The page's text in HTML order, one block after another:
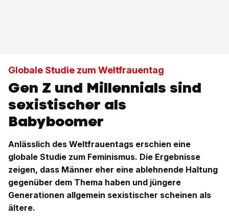
Globale Studie zum Weltfrauentag
Gen Z und Millennials sind
sexistischer als
Babyboomer
Anlässlich des Weltfrauentags erschien eine
globale Studie zum Feminismus. Die Ergebnisse
zeigen, dass Männer eher eine ablehnende Haltung
gegenüber dem Thema haben und jüngere
Generationen allgemein sexistischer scheinen als
ältere.